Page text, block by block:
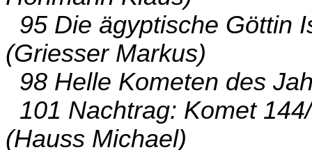
95 Die ägyptische Göttin
(Griesser Markus)
98 Helle Kometen des
101 Nachtrag: Komet
(Hauss Michael)